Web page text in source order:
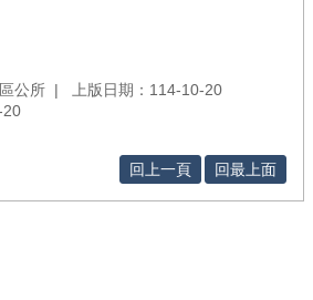
公所
上版日期：114-10-20
20
回上一頁 回最上面